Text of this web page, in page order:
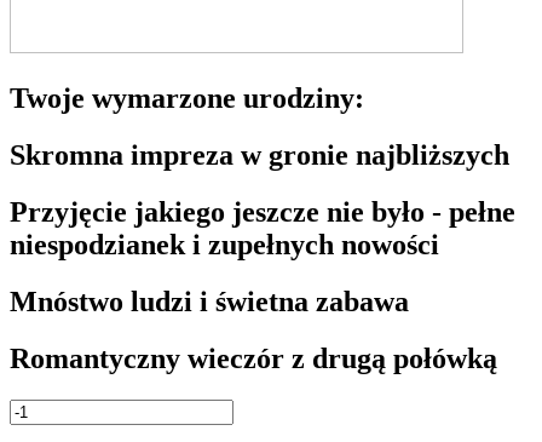
Twoje wymarzone urodziny:
Skromna impreza w gronie najbliższych
Przyjęcie jakiego jeszcze nie było - pełne
niespodzianek i zupełnych nowości
Mnóstwo ludzi i świetna zabawa
Romantyczny wieczór z drugą połówką